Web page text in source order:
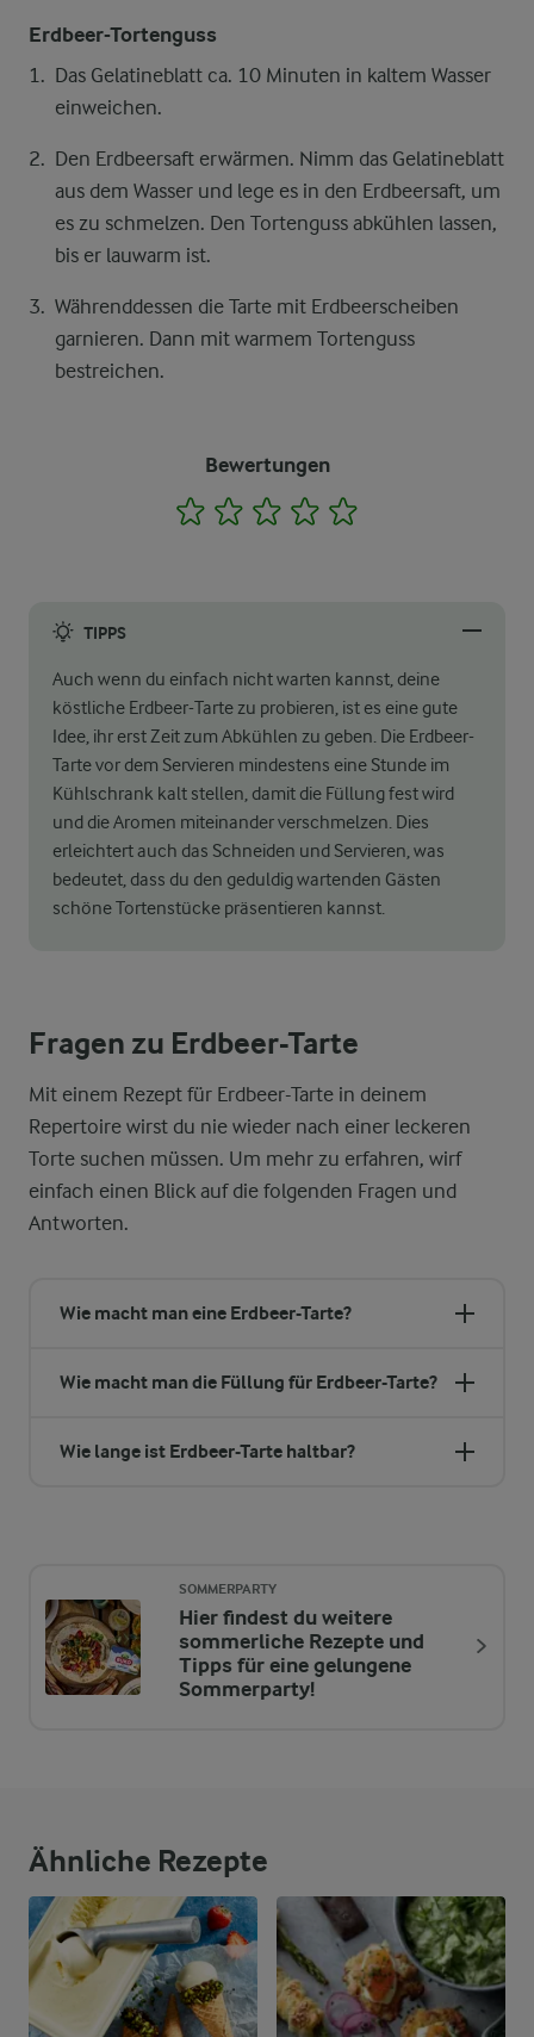
Erdbeer-Tortenguss
Das Gelatineblatt ca. 10 Minuten in kaltem Wasser
einweichen.
Den Erdbeersaft erwärmen. Nimm das Gelatineblatt
aus dem Wasser und lege es in den Erdbeersaft, um
es zu schmelzen. Den Tortenguss abkühlen lassen,
bis er lauwarm ist.
Währenddessen die Tarte mit Erdbeerscheiben
garnieren. Dann mit warmem Tortenguss
bestreichen.
Bewertungen
1 2 3 4
TIPPS
Auch wenn du einfach nicht warten kannst, deine
köstliche Erdbeer-Tarte zu probieren, ist es eine gute
Idee, ihr erst Zeit zum Abkühlen zu geben. Die Erdbeer-
Tarte vor dem Servieren mindestens eine Stunde im
Kühlschrank kalt stellen, damit die Füllung fest wird
und die Aromen miteinander verschmelzen. Dies
erleichtert auch das Schneiden und Servieren, was
bedeutet, dass du den geduldig wartenden Gästen
schöne Tortenstücke präsentieren kannst.
Fragen zu Erdbeer-Tarte
Mit einem Rezept für Erdbeer-Tarte in deinem
Repertoire wirst du nie wieder nach einer leckeren
Torte suchen müssen. Um mehr zu erfahren, wirf
einfach einen Blick auf die folgenden Fragen und
Antworten.
Wie macht man eine Erdbeer-Tarte?
Wie macht man die Füllung für Erdbeer-Tarte?
Wie lange ist Erdbeer-Tarte haltbar?
SOMMERPARTY
Hier findest du weitere
sommerliche Rezepte und
Tipps für eine gelungene
Sommerparty!
Ähnliche Rezepte